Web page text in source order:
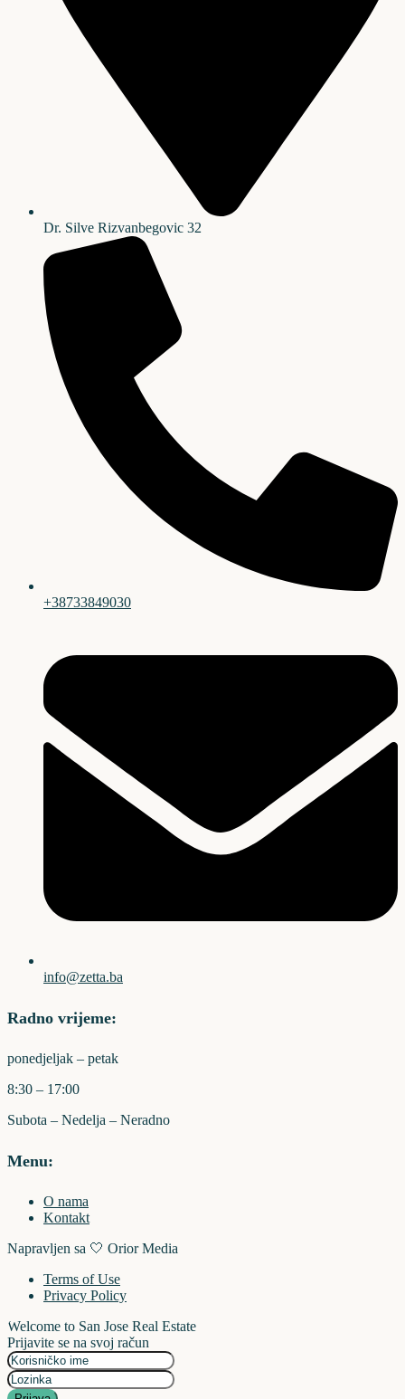
Dr. Silve Rizvanbegovic 32
+38733849030
info@zetta.ba
Radno vrijeme:
ponedjeljak – petak
8:30 – 17:00
Subota – Nedelja – Neradno
Menu:
O nama
Kontakt
Napravljen sa 🤍 Orior Media
Terms of Use
Privacy Policy
Welcome to San Jose Real Estate
Prijavite se na svoj račun